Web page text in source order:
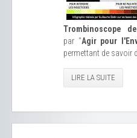
Trombinoscope
par "Agir pour
permettant de savoir
LIRE LA SUITE